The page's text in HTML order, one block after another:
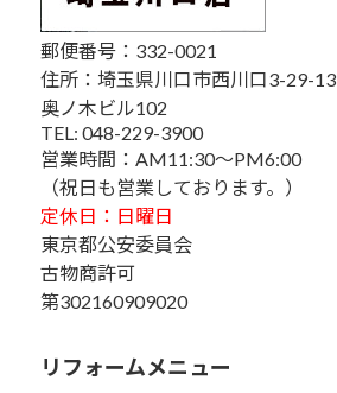
郵便番号：332-0021
住所：埼玉県川口市西川口3-29-13
奥ノ木ビル102
TEL: 048-229-3900
営業時間：AM11:30～PM6:00
（祝日も営業しております。）
定休日：日曜日
東京都公安委員会
古物商許可
第302160909020
リフォームメニュー